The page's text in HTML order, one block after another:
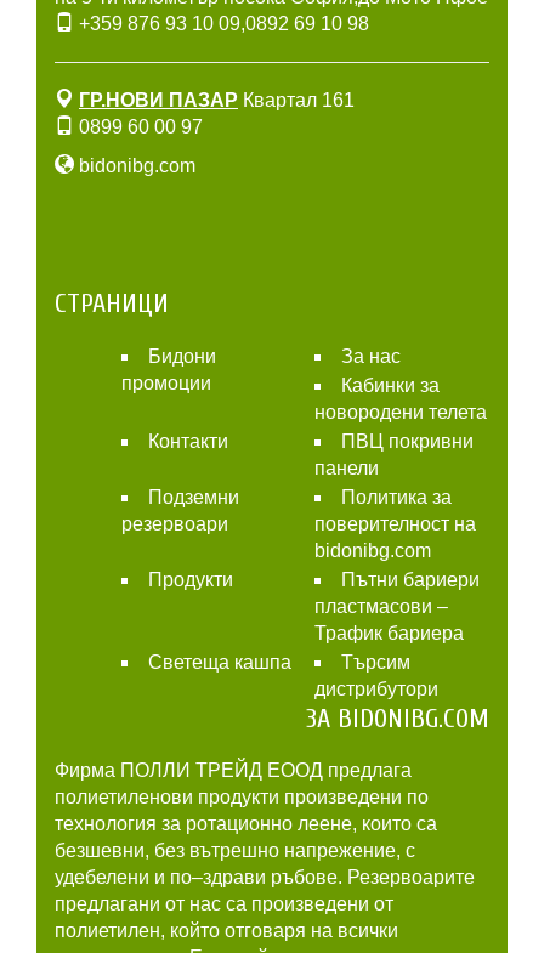
+359 876 93 10 09,0892 69 10 98
ГР.НОВИ ПАЗАР Квартал 161
0899 60 00 97
bidonibg.com
СТРАНИЦИ
Бидони
промоции
За нас
Кабинки за
новородени телета
Контакти
ПВЦ покривни
панели
Подземни
резервоари
Политика за
поверителност на
bidonibg.com
Продукти
Пътни бариери
пластмасови –
Трафик бариера
Светеща кашпа
Търсим
дистрибутори
ЗА BIDONIBG.COM
Фирма ПОЛЛИ ТРЕЙД ЕООД предлага
полиетиленови продукти произведени по
технология за ротационно леене, които са
безшевни, без вътрешно напрежение, с
удебелени и по–здрави ръбове. Резервоарите
предлагани от нас са произведени от
полиетилен, който отговаря на всички